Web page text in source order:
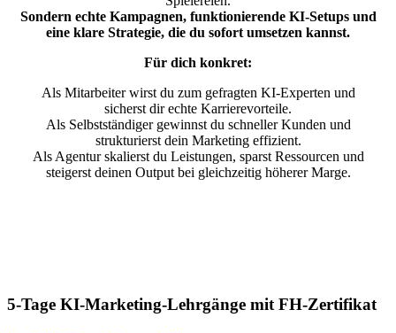
Sondern echte Kampagnen, funktionierende KI-Setups und
eine klare Strategie, die du sofort umsetzen kannst.
Für dich konkret:
Als Mitarbeiter wirst du zum gefragten KI-Experten und
sicherst dir echte Karrierevorteile.
Als Selbstständiger gewinnst du schneller Kunden und
strukturierst dein Marketing effizient.
Als Agentur skalierst du Leistungen, sparst Ressourcen und
steigerst deinen Output bei gleichzeitig höherer Marge.
5-Tage KI-Marketing-Lehrgänge mit FH-Zertifikat